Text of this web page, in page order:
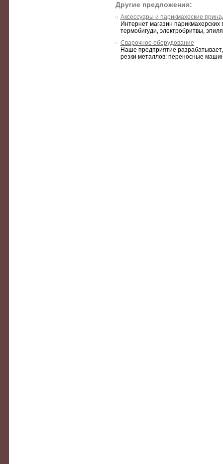
Другие предложения:
Аксессуары и парикмахеские
Интернет магазин
термобигуди, электробритвы,
Сварочное оборудование
Наше предприятие
резки металлов: переносные